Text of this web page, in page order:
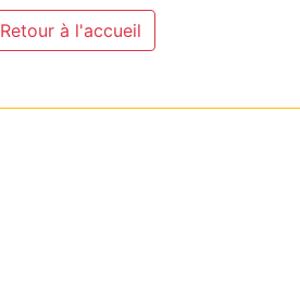
Retour à l'accueil